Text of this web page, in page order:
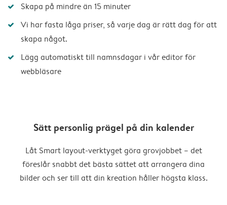
Skapa på mindre än 15 minuter
Vi har fasta låga priser, så varje dag är rätt dag för att
skapa något.
Lägg automatiskt till namnsdagar i vår editor för
webbläsare
Sätt personlig prägel på din kalender
Låt Smart layout-verktyget göra grovjobbet – det
föreslår snabbt det bästa sättet att arrangera dina
bilder och ser till att din kreation håller högsta klass.